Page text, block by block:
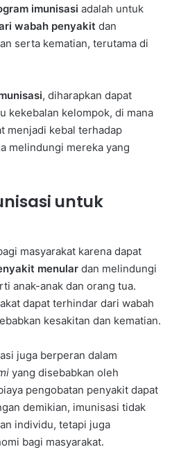
imunisasi adalah untuk
wabah penyakit dan
serta kematian, terutama di
, diharapkan dapat
kekebalan kelompok, di mana
menjadi kebal terhadap
melindungi mereka yang
untuk
masyarakat karena dapat
menular dan melindungi
anak-anak dan orang tua.
dapat terhindar dari wabah
kesakitan dan kematian.
juga berperan dalam
yang disebabkan oleh
pengobatan penyakit dapat
demikian, imunisasi tidak
individu, tetapi juga
bagi masyarakat.